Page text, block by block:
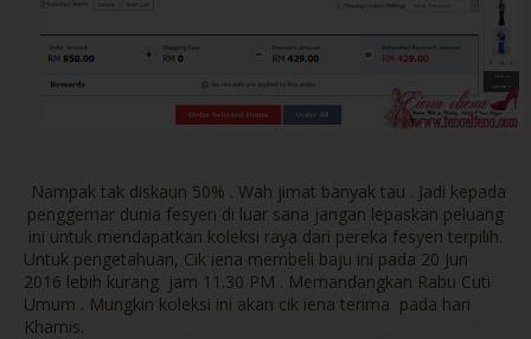
Nampak tak diskaun 50% . Wah jimat banyak tau . Jadi kepada
penggemar dunia fesyen di luar sana jangan lepaskan peluang
ini untuk mendapatkan koleksi raya dari pereka fesyen terpilih.
Untuk pengetahuan, Cik iena membeli baju ini pada 20 Jun
2016 lebih kurang jam 11.30 PM . Memandangkan Rabu Cuti
Umum . Mungkin koleksi ini akan cik iena terima pada hari
Khamis.